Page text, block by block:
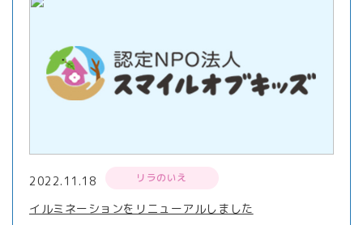
2022.11.18 リラのいえ
イルミネーションをリニューアルしました